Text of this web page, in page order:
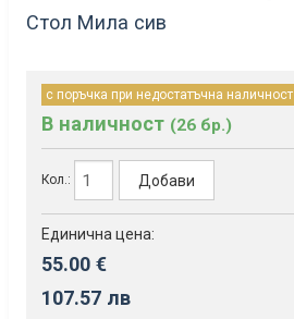
Стол Мила сив
с поръчка при недостатъчна наличност
В наличност (26 бр.)
Кол.: Добави
Единична цена:
55.00 €
107.57 лв